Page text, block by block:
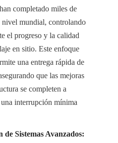
completado miles de
nivel mundial, controlando
el progreso y la calidad
en sitio. Este enfoque
una entrega rápida de
que las mejoras
se completen a
interrupción mínima
de Sistemas Avanzados: